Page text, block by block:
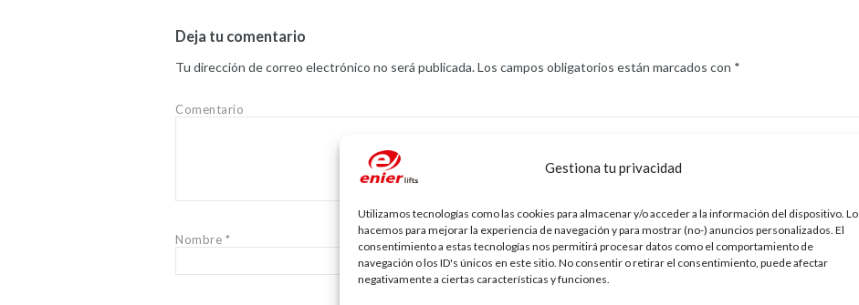
Gestiona tu privacidad
Utilizamos tecnologías como las cookies para almacenar y/o acceder a la información del dispositivo. Lo
hacemos para mejorar la experiencia de navegación y para mostrar (no-) anuncios personalizados. El
consentimiento a estas tecnologías nos permitirá procesar datos como el comportamiento de
navegación o los ID's únicos en este sitio. No consentir o retirar el consentimiento, puede afectar
negativamente a ciertas características y funciones.
Deja tu comentario
Tu dirección de correo electrónico no será publicada.Los campos obligatorios están marcados con *
Comentario
Nombre * Correo electrónico